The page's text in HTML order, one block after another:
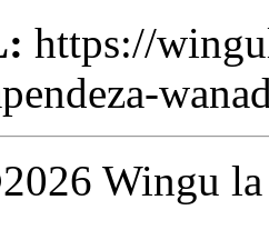
https://
Wingu la